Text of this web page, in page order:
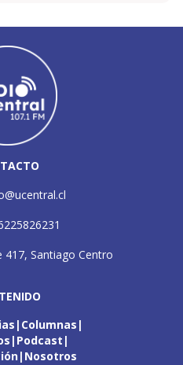
417, Santiago Centro
Columnas
Podcast
Nosotros